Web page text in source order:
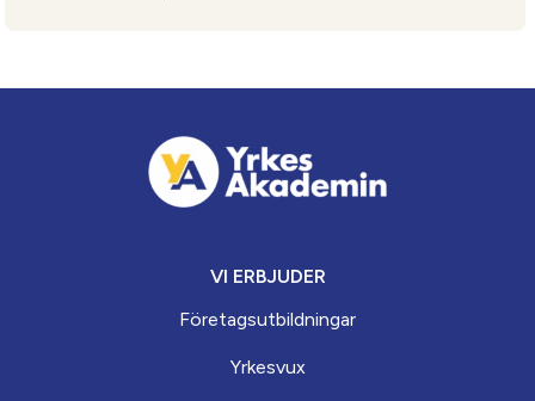
VI ERBJUDER
Företagsutbildningar
Yrkesvux